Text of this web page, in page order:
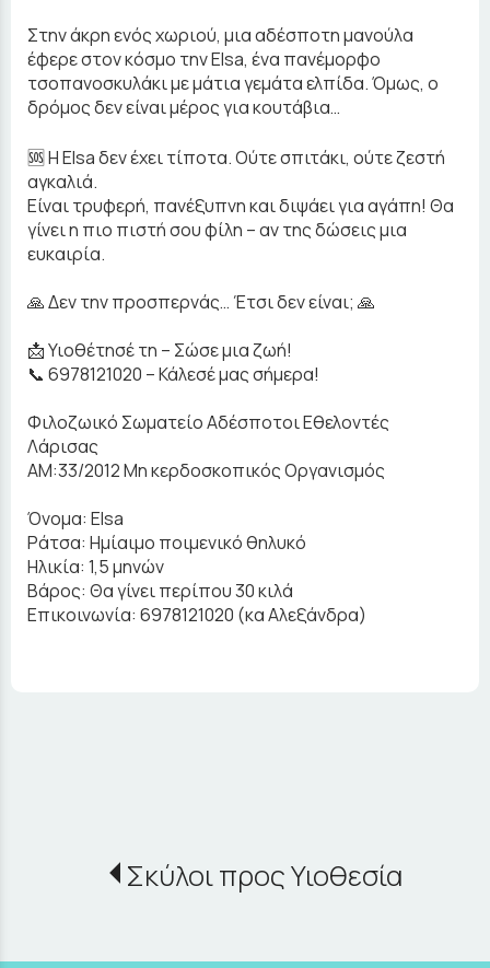
Στην άκρη ενός χωριού, μια αδέσποτη μανούλα
έφερε στον κόσμο την Elsa, ένα πανέμορφο
τσοπανοσκυλάκι με μάτια γεμάτα ελπίδα. Όμως, ο
δρόμος δεν είναι μέρος για κουτάβια…
🆘 Η Elsa δεν έχει τίποτα. Ούτε σπιτάκι, ούτε ζεστή
αγκαλιά.
Είναι τρυφερή, πανέξυπνη και διψάει για αγάπη! Θα
γίνει η πιο πιστή σου φίλη – αν της δώσεις μια
ευκαιρία.
🙏 Δεν την προσπερνάς… Έτσι δεν είναι; 🙏
📩 Υιοθέτησέ τη – Σώσε μια ζωή!
📞 6978121020 – Κάλεσέ μας σήμερα!
Φιλοζωικό Σωματείο Αδέσποτοι Εθελοντές
Λάρισας
ΑΜ:33/2012 Μη κερδοσκοπικός Οργανισμός
Όνομα: Elsa
Ράτσα: Ημίαιμo ποιμενικό θηλυκό
Ηλικία: 1,5 μηνών
Βάρος: Θα γίνει περίπου 30 κιλά
Επικοινωνία: 6978121020 (κα Αλεξάνδρα)
Σκύλοι προς Υιοθεσία